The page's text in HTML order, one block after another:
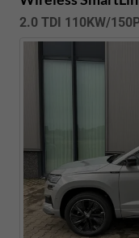
2.0 TDI 110KW/